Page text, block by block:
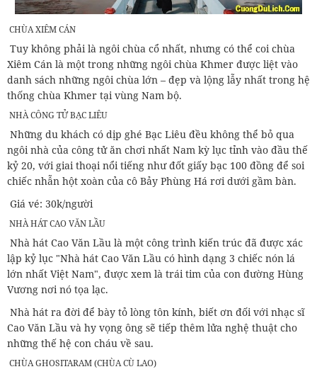
CHÙA XIÊM CÁN
Tuy không phải là ngôi chùa cổ nhất, nhưng có thể coi chùa
Xiêm Cán là một trong những ngôi chùa Khmer được liệt vào
danh sách những ngôi chùa lớn – đẹp và lộng lẫy nhất trong hệ
thống chùa Khmer tại vùng Nam bộ.
NHÀ CÔNG TỬ BẠC LIÊU
Những du khách có dịp ghé Bạc Liêu đều không thể bỏ qua
ngôi nhà của công tử ăn chơi nhất Nam kỳ lục tỉnh vào đầu thế
kỷ 20, với giai thoại nổi tiếng như đốt giấy bạc 100 đồng để soi
chiếc nhẫn hột xoàn của cô Bảy Phùng Há rơi dưới gầm bàn.
Giá vé: 30k/người
NHÀ HÁT CAO VĂN LẦU
Nhà hát Cao Văn Lầu là một công trình kiến trúc đã được xác
lập kỷ lục "Nhà hát Cao Văn Lầu có hình dạng 3 chiếc nón lá
lớn nhất Việt Nam", được xem là trái tim của con đường Hùng
Vương nơi nó tọa lạc.
Nhà hát ra đời để bày tỏ lòng tôn kính, biết ơn đối với nhạc sĩ
Cao Văn Lầu và hy vọng ông sẽ tiếp thêm lửa nghệ thuật cho
những thế hệ con cháu về sau.
CHÙA GHOSITARAM (CHÙA CÙ LAO)